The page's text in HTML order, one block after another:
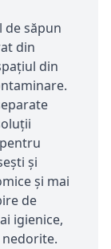
de săpun
din
din
și
și mai
de
igienice,